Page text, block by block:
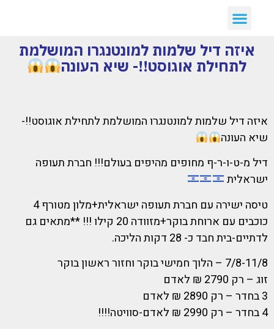
איזה דיל שלמות למונטנגרו המושלמת
לתחילת אוגוסט!!- שיא העונה
איזה דיל שלמות למונטנגרו המושלמת לתחילת אוגוסט!!-
שיא העונה
דיל מ-ט-ו-ר-ף מחופים מהיפים בעולם!!! חברת תעופה
ישראלית
טיסה ישירה עם חברת תעופה ישראלית+מלון מטורף 4
כוכבים עם ארוחת בוקר+מזוודה 20 קילו !!! **מתאים גם
לדתיים-בית חבד כ- 28 דקות הליכה.
7/8-11/8 – הלוך חמישי בוקר וחזור ראשון בוקר
זוג – רק 2790 ₪ לאדם
3 בחדר – רק 2890 ₪ לאדם
4 בחדר – רק 2990 ₪ לאדם-סוויטה!!!!